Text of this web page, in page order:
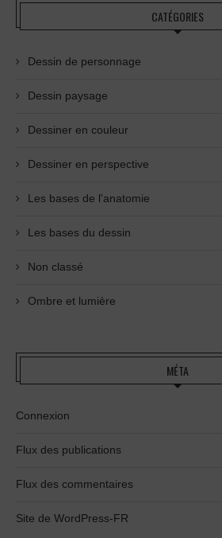
CATÉGORIES
Dessin de personnage
Dessin paysage
Dessiner en couleur
Dessiner en perspective
Les bases de l'anatomie
Les bases du dessin
Non classé
Ombre et lumière
MÉTA
Connexion
Flux des publications
Flux des commentaires
Site de WordPress-FR